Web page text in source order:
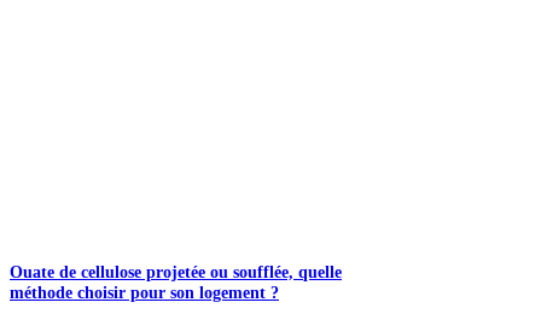
Ouate de cellulose projetée ou soufflée, quelle
méthode choisir pour son logement ?